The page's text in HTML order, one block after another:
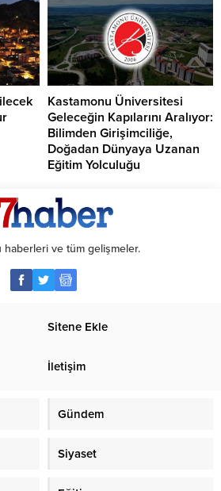
Kastamonu Üniversitesi
Geleceğin Kapılarını Aralıyor:
Bilimden Girişimciliğe,
Doğadan Dünyaya Uzanan
Eğitim Yolculuğu
haberleri ve tüm gelişmeler.
Sitene Ekle
İletişim
Gündem
Siyaset